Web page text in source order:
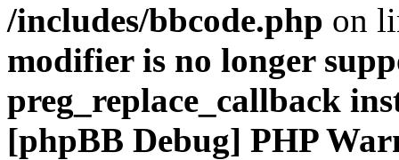
/includes/bbcode.php on
modifier is no longer
preg_replace_callback
[phpBB Debug] PHP